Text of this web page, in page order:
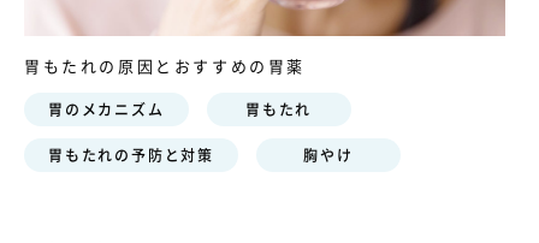
胃もたれの原因とおすすめの胃薬
胃のメカニズム 胃もたれ
胃もたれの予防と対策 胸やけ